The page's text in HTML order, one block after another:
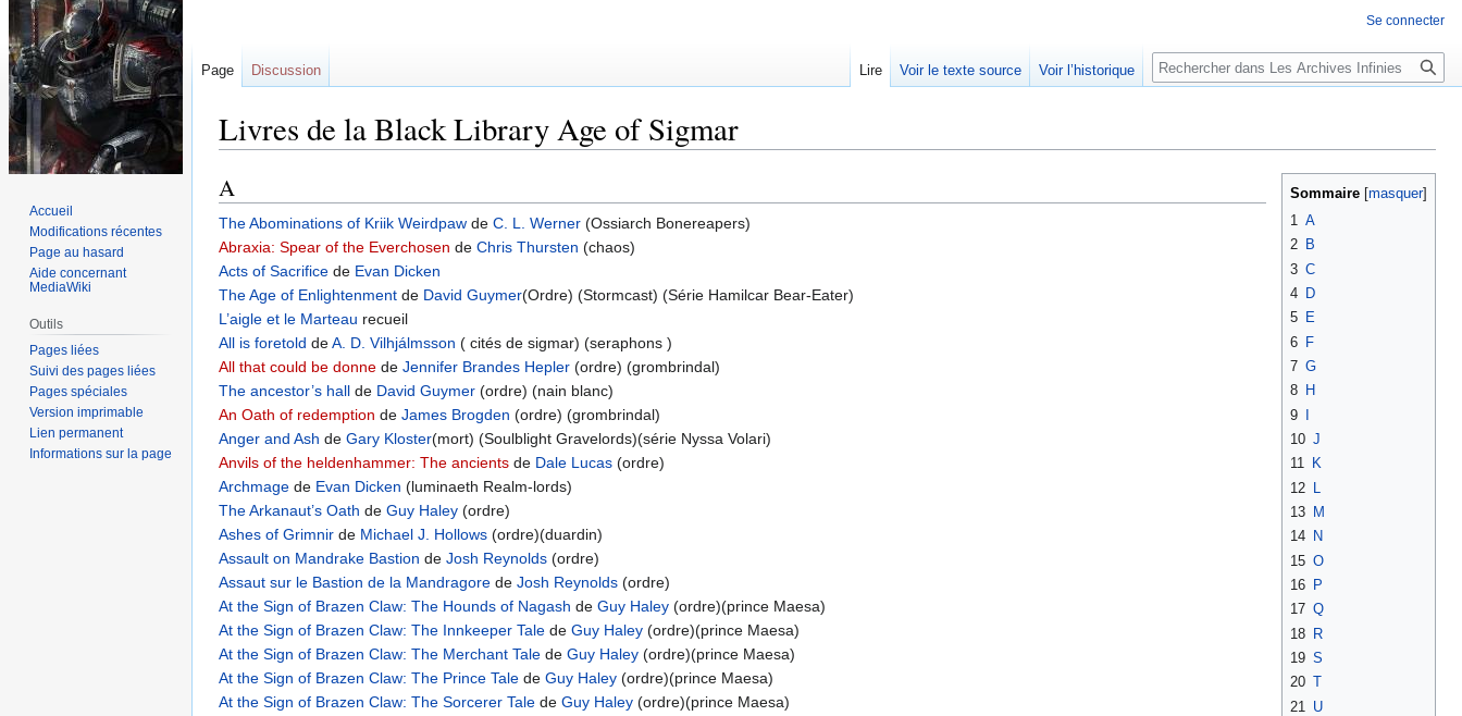
Livres de la Black Library Age of Sigmar
Aller
à
la
navigation
Aller
à
la
recherche
Sommaire
1
A
2 B
3 C
4 D
5 E
6 F
7 G
8 H
9 I
10 J
11 K
12 L
13 M
14 N
15 O
16 P
17 Q
18 R
19 S
20 T
21
U
A
The Abominations of Kriik Weirdpaw de C. L. Werner (Ossiarch Bonereapers)
Abraxia: Spear of the Everchosen de Chris Thursten (chaos)
Acts of Sacrifice de Evan Dicken
The Age of Enlightenment de David Guymer(Ordre) (Stormcast) (Série Hamilcar Bear-Eater)
L’aigle et le Marteau recueil
All is foretold deA. D. Vilhjálmsson ( cités de sigmar) (seraphons )
All that could be donne de Jennifer Brandes Hepler (ordre) (grombrindal)
The ancestor’s hall de David Guymer (ordre) (nain blanc)
An Oath of redemption de James Brogden (ordre) (grombrindal)
Anger and Ash de Gary Kloster(mort) (Soulblight Gravelords)(série Nyssa Volari)
Anvils of the heldenhammer: The ancients de Dale Lucas (ordre)
Archmage de Evan Dicken (luminaeth Realm-lords)
The Arkanaut’s Oath de Guy Haley (ordre)
Ashes of Grimnir de Michael J. Hollows (ordre)(duardin)
Assault on Mandrake Bastion de Josh Reynolds (ordre)
Assaut sur le Bastion de la Mandragore de Josh Reynolds (ordre)
At the Sign of Brazen Claw: The Hounds of Nagash de Guy Haley (ordre)(prince Maesa)
At the Sign of Brazen Claw: The Innkeeper Tale de Guy Haley (ordre)(prince Maesa)
At the Sign of Brazen Claw: The Merchant Tale de Guy Haley (ordre)(prince Maesa)
At the Sign of Brazen Claw: The Prince Tale de Guy Haley (ordre)(prince Maesa)
At the Sign of Brazen Claw: The Sorcerer Tale de Guy Haley (ordre)(prince Maesa)
Se connecter
Page Discussion Lire Voir le texte source Voir l’historique
Rechercher
Accueil
Modifications récentes
Page au hasard
Aide concernant
MediaWiki
Outils
Pages liées
Suivi des pages liées
Pages spéciales
Version imprimable
Lien permanent
Informations sur la page